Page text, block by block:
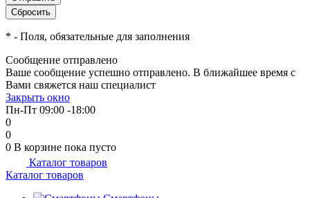
* - Поля, обязательные для заполнения
Сообщение отправлено
Ваше сообщение успешно отправлено. В ближайшее время с
Вами свяжется наш специалист
Закрыть окно
Пн-Пт 09:00 -18:00
0
0
0 В корзине пока пусто
Каталог товаров
Каталог товаров